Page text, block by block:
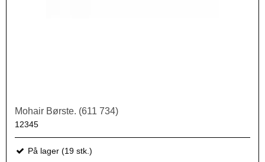
Mohair Børste. (611 734)
12345
På lager (19 stk.)